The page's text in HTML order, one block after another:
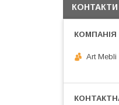
КОНТАКТИ
Art Mebli